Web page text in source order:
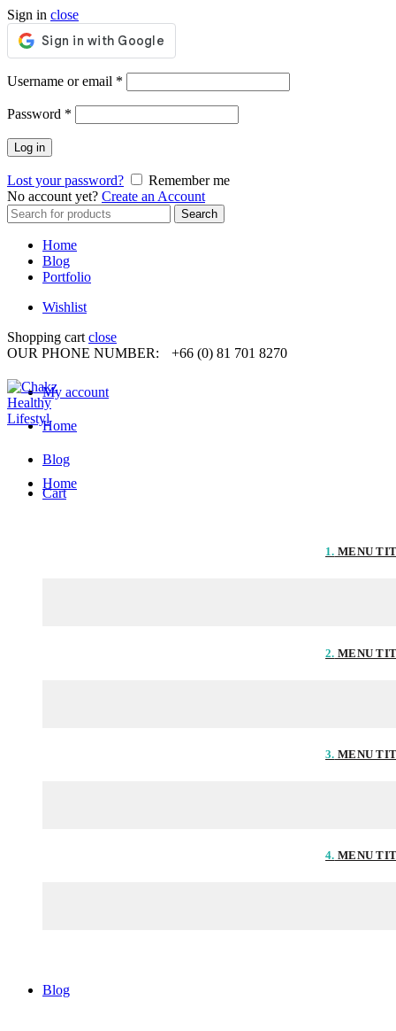
Sign in close
Username or email *
Password *
Log in
Lost your password?
Remember me
No account yet? Create an Account
Search
for:
Search
Home
Blog
Portfolio
Wishlist
Shopping cart close
OUR PHONE NUMBER:
+66 (0) 81 701 8270
My account
Home
Blog
Cart
Home
1. MENU
2. MENU
3. MENU
4. MENU
Blog